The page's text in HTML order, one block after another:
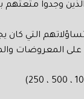
الذين وجدوا
التي
المعروضات